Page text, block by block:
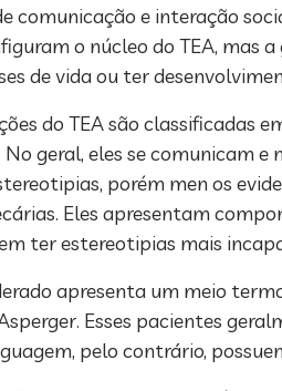
comunicação e interação
o núcleo do TEA, mas
de vida ou ter
do TEA são classificadas
geral, eles se comunicam
porém men os
Eles apresentam
ter estereotipias mais
apresenta um meio
Esses pacientes
pelo contrário,